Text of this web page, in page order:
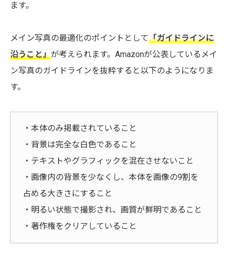
ます。
メイン写真の最適化のポイントとして「ガイドラインに
沿うこと」が考えられます。Amazonが公表しているメイ
ン写真のガイドラインを抜粋すると以下のようになりま
す。
・本体のみ掲載されていること
・背景は完全な白色であること
・テキストやグラフィックを混在させないこと
・画像内の背景を少なくし、本体を画像の9割を
占める大きさにすること
・明るい状態で撮影され、画質が鮮明であること
・著作権をクリアしていること